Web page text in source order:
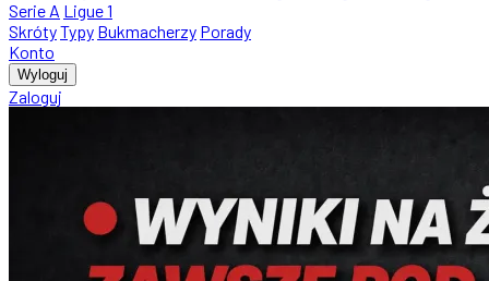
Serie A Ligue 1
SkrótyTypy Bukmacherzy Porady
Konto
Wyloguj
Zaloguj